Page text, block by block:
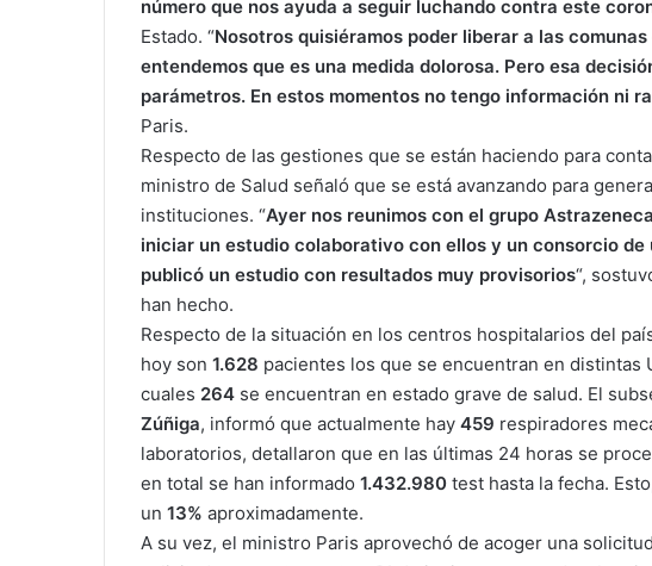
número que nos ayuda a seguir luchando contra este
Estado. “Nosotros quisiéramos poder liberar a las
entendemos que es una medida dolorosa. Pero esa
parámetros. En estos momentos no tengo información ni
Paris.
Respecto de las gestiones que se están haciendo para
ministro de Salud señaló que se está avanzando para
instituciones. “Ayer nos reunimos con el grupo
iniciar un estudio colaborativo con ellos y un consorcio
publicó un estudio con resultados muy provisorios“,
han hecho.
Respecto de la situación en los centros hospitalarios del
hoy son 1.628 pacientes los que se encuentran en distintas
cuales 264 se encuentran en estado grave de salud. El
Zúñiga, informó que actualmente hay 459 respiradores
laboratorios, detallaron que en las últimas 24 horas se
en total se han informado 1.432.980 test hasta la fecha.
un 13% aproximadamente.
A su vez, el ministro Paris aprovechó de acoger una